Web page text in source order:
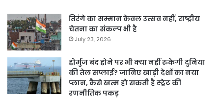
तिरंगे का सम्मान केवल उत्सव नहीं, राष्ट्रीय
चेतना का संकल्प भी है
July 23, 2026
होर्मुज बंद होने पर भी क्या नहीं रुकेगी दुनिया
की तेल सप्लाई? जानिए खाड़ी देशों का नया
प्लान, कैसे खत्म हो सकती है स्ट्रेट की
रणनीतिक पकड़